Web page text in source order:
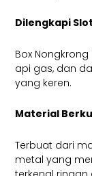
Dilengkapi
Box
api gas, dan
yang keren.
Material
Terbuat dari
metal yang